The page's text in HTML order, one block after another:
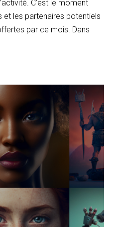
C’est le moment
les partenaires potentiels
par ce mois. Dans